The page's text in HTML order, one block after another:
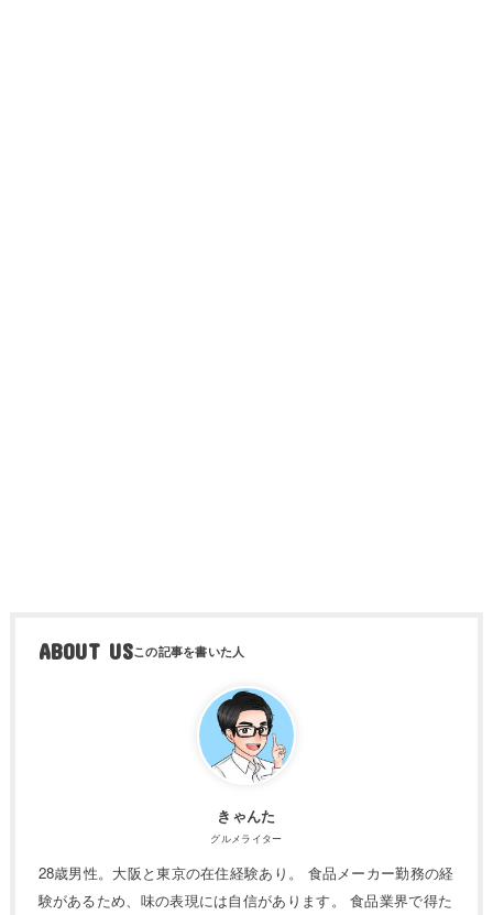
ABOUT US
きゃんた
グルメライター
28歳男性。大阪と東京の在住経験あり。 食品メーカー勤務の経
験があるため、味の表現には自信があります。 食品業界で得た